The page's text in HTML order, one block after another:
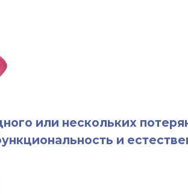
для восстановления
обычные пломбы